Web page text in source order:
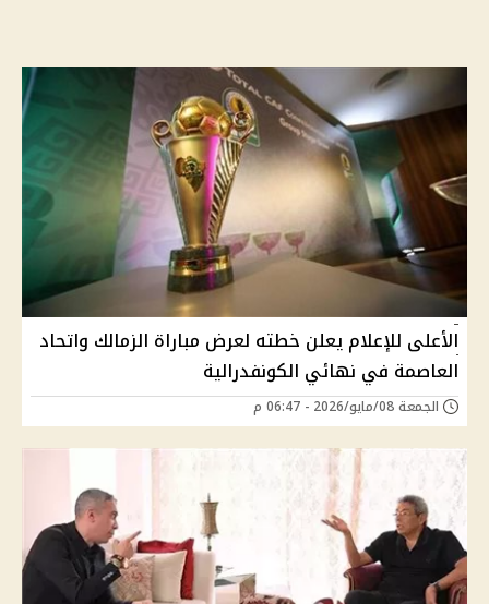
الأعلى للإعلام يعلن خطته لعرض مباراة الزمالك واتحاد
العاصمة في نهائي الكونفدرالية
الجمعة 08/مايو/2026 - 06:47 م